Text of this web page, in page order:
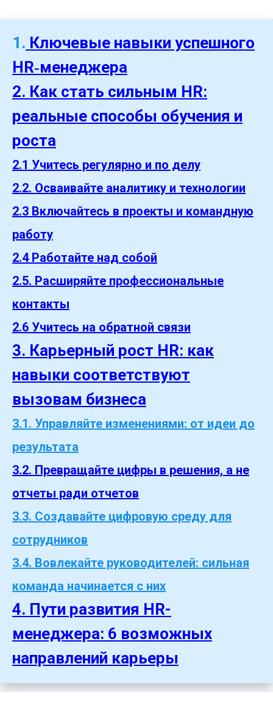
1. Ключевые навыки успешного
HR‑менеджера
2. Как стать сильным HR:
реальные способы обучения и
роста
2.1 Учитесь регулярно и по делу
2.2. Осваивайте аналитику и технологии
2.3 Включайтесь в проекты и командную
работу
2.4 Работайте над собой
2.5. Расширяйте профессиональные
контакты
2.6 Учитесь на обратной связи
3. Карьерный рост HR: как
навыки соответствуют
вызовам бизнеса
3.1. Управляйте изменениями: от идеи до
результата
3.2. Превращайте цифры в решения, а не
отчеты ради отчетов
3.3. Создавайте цифровую среду для
сотрудников
3.4. Вовлекайте руководителей: сильная
команда начинается с них
4. Пути развития HR-
менеджера: 6 возможных
направлений карьеры